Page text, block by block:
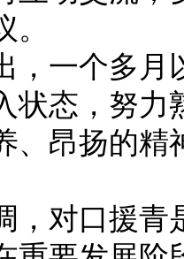
一个多月
状态，努
、昂扬的
对口援青